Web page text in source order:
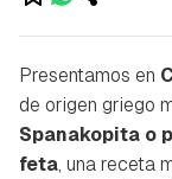
Presentamos en
de origen griego
Spanakopita o
feta, una receta